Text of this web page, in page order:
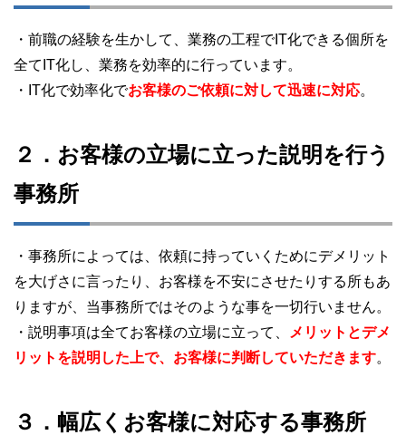
・前職の経験を生かして、業務の工程でIT化できる個所を
全てIT化し、業務を効率的に行っています。
・IT化で効率化でお客様のご依頼に対して迅速に対応。
２．お客様の立場に立った説明を行う
事務所
・事務所によっては、依頼に持っていくためにデメリット
を大げさに言ったり、お客様を不安にさせたりする所もあ
りますが、当事務所ではそのような事を一切行いません。
・説明事項は全てお客様の立場に立って、
メリットとデメ
リットを説明した上で、お客様に判断していただきます。
３．幅広くお客様に対応する事務所